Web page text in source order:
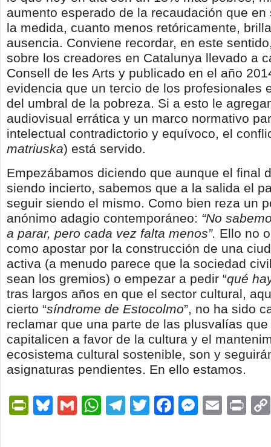
aumento esperado de la recaudación que
la medida, cuanto menos retóricamente,
ausencia. Conviene recordar, en este
sobre los creadores en Catalunya llevado a
Consell de les Arts y publicado en el año
evidencia que un tercio de los profesionales
del umbral de la pobreza. Si a esto le
audiovisual errática y un marco normativo
intelectual contradictorio y equívoco, el
matriuska) está servido.
Empezábamos diciendo que aunque el final
siendo incierto, sabemos que a la salida el
seguir siendo el mismo. Como bien reza un
anónimo adagio contemporáneo: “No
a parar, pero cada vez falta menos”. Ello no
como apostar por la construcción de una
activa (a menudo parece que la sociedad
sean los gremios) o empezar a pedir “qué
tras largos años en que el sector cultural,
cierto “síndrome de Estocolmo”, no ha sido
reclamar que una parte de las plusvalías
capitalicen a favor de la cultura y el
ecosistema cultural sostenible, son y
asignaturas pendientes. En ello estamos.
PrintFriendly
Bluesky
GmailWhatsApp
Telegram
TwitterFacebook
Email